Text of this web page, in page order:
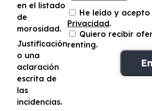
en el listado
de
morosidad.
Justificación
o una
aclaración
escrita de
las
incidencias.
He leído y acepto
Privacidad.
Quiero recibir
renting.